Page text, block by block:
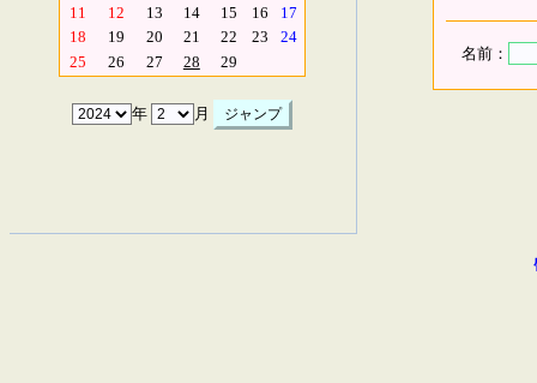
11
12 13 14 15 16
17
18
19 20 21 22 23
24
25
26 27 28 29
年 月
名前：